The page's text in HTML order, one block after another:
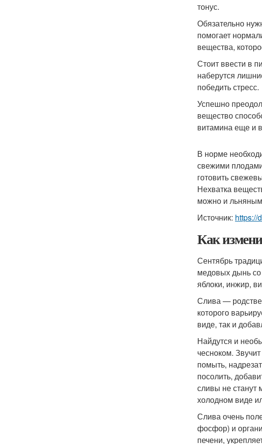
тонус.
Обязательно
помогает
вещества,
Стоит ввести в
наберутся
победить стресс.
Успешно
вещество
витамина еще и
В норме
свежими
готовить
Нехватка
можно и
Источник: https://
Как
Сентябрь
медовых дынь со
яблоки, инжир,
Слива —
которого
виде, так и
Найдутся и
чесноком.
помыть,
посолить,
сливы не станут
холодном виде
Слива очень
фосфор) и
печени,